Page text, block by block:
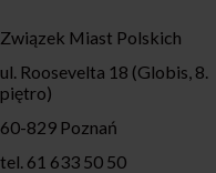
Związek Miast Polskich
ul. Roosevelta 18 (Globis, 8.
piętro)
60-829 Poznań
tel. 61 633 50 50